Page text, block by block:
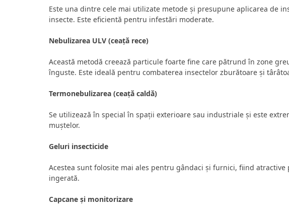
Este una dintre cele mai utilizate metode și presupune aplicarea de
insecte. Este eficientă pentru infestări moderate.
Nebulizarea ULV (ceață rece)
Această metodă creează particule foarte fine care pătrund în zone
înguste. Este ideală pentru combaterea insectelor zburătoare și
Termonebulizarea (ceață caldă)
Se utilizează în special în spații exterioare sau industriale și este
muștelor.
Geluri insecticide
Acestea sunt folosite mai ales pentru gândaci și furnici, fiind
ingerată.
Capcane și monitorizare